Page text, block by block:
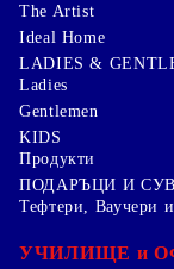
The Artist
Ideal Home
LADIES &
Ladies
Gentlemen
KIDS
Продукти
ПОДАРЪЦИ И
Тефтери, Ваучери и
УЧИЛИЩЕ и